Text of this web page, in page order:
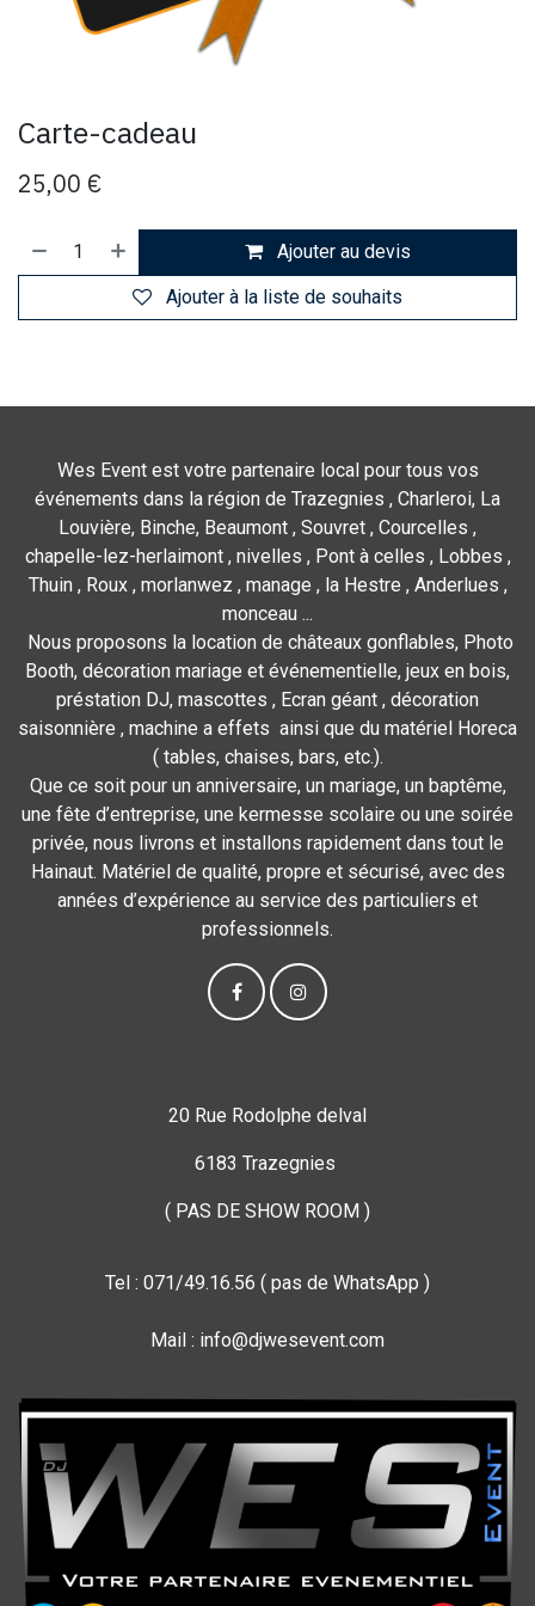
Carte-cadeau
25,00 €
Ajouter au devis
Ajouter à la liste de souhaits
Wes Event est votre partenaire local pour tous vos
événements dans la région de Trazegnies , Charleroi, La
Louvière, Binche, Beaumont , Souvret , Courcelles ,
chapelle-lez-herlaimont , nivelles , Pont à celles , Lobbes ,
Thuin , Roux , morlanwez , manage , la Hestre , Anderlues ,
monceau ...
Nous proposons la location de châteaux gonflables, Photo
Booth, décoration mariage et événementielle, jeux en bois,
préstation DJ, mascottes , Ecran géant , décoration
saisonnière , machine a effets ainsi que du matériel Horeca
( tables, chaises, bars, etc.).
Que ce soit pour un anniversaire, un mariage, un baptême,
une fête d’entreprise, une kermesse scolaire ou une soirée
privée, nous livrons et installons rapidement dans tout le
Hainaut. Matériel de qualité, propre et sécurisé, avec des
années d’expérience au service des particuliers et
professionnels.
20 Rue Rodolphe delval
6183 Trazegnies
( PAS DE SHOW ROOM )
Tel : 071/49.16.56 ( pas de WhatsApp )
Mail : info@djwesevent.com